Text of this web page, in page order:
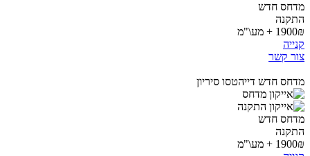
מדחס חדש
התקנה
1900₪ + מע\"מ
קנייה
צור קשר
מדחס חדש דייהטסו סיריון
מדחס חדש
התקנה
1900₪ + מע\"מ